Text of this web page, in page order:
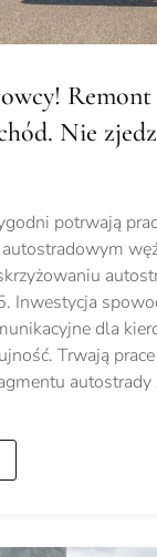
Remont
Nie
potrwają
Inwestycja
dla
Trwają